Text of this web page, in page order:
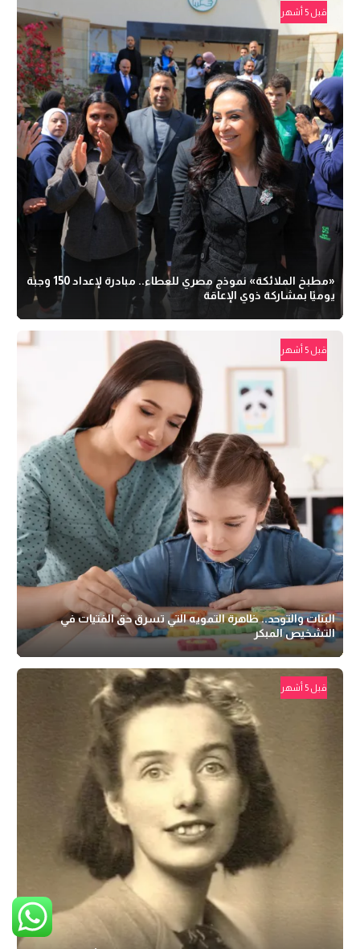
قبل 5 أشهر
«مطبخ الملائكة» نموذج مصري للعطاء.. مبادرة لإعداد 150 وجبة
يوميًا بمشاركة ذوي الإعاقة
قبل 5 أشهر
البنات والتوحد.. ظاهرة التمويه التي تسرق حق الفتيات في
التشخيص المبكر
قبل 5 أشهر